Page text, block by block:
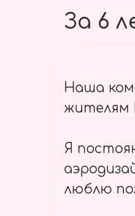
За 6
Наша
жителям
Я
люблю